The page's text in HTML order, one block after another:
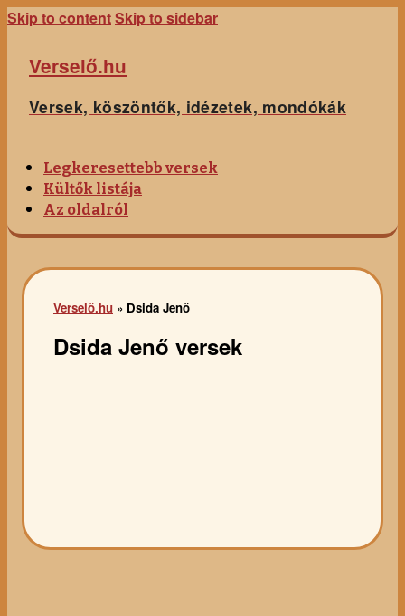
Skip to contentSkip to sidebar
Verselő.hu
Versek, köszöntők, idézetek, mondókák
Legkeresettebb versek
Kültők listája
Az oldalról
Verselő.hu » Dsida Jenő
Dsida Jenő versek